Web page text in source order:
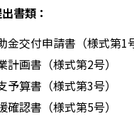
書類：
金交付申請書（様式第1
計画書（様式第2号）
予算書（様式第3号）
確認書（様式第5号）